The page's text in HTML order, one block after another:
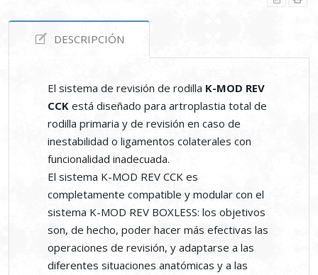
DESCRIPCIÓN
El sistema de revisión de rodilla K-MOD REV
CCK está diseñado para artroplastia total de
rodilla primaria y de revisión en caso de
inestabilidad o ligamentos colaterales con
funcionalidad inadecuada.
El sistema K-MOD REV CCK es
completamente compatible y modular con el
sistema K-MOD REV BOXLESS: los objetivos
son, de hecho, poder hacer más efectivas las
operaciones de revisión, y adaptarse a las
diferentes situaciones anatómicas y a las